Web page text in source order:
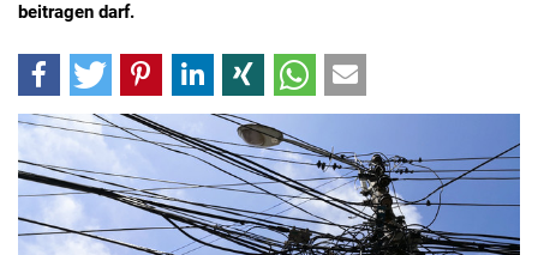
beitragen darf.